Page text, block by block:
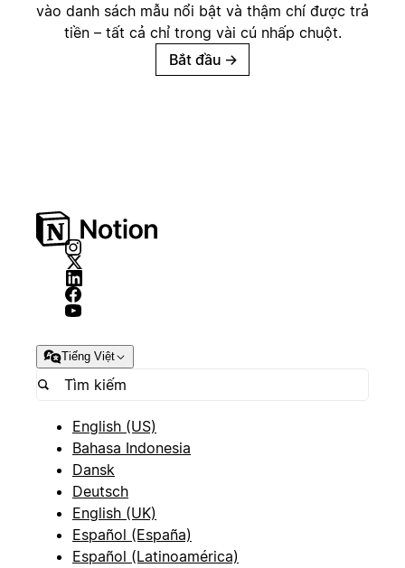
vào danh sách mẫu nổi bật và thậm chí được trả
tiền – tất cả chỉ trong vài cú nhấp chuột.
Bắt đầu →
Tiếng Việt
English (US)
Bahasa Indonesia
Dansk
Deutsch
English (UK)
Español (España)
Español (Latinoamérica)